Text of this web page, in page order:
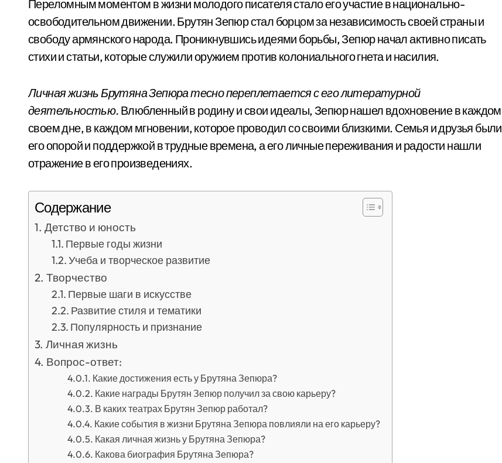
Переломным моментом в жизни молодого писателя стало его участие в национально-
освободительном движении. Брутян Зепюр стал борцом за независимость своей страны и
свободу армянского народа. Проникнувшись идеями борьбы, Зепюр начал активно писать
стихи и статьи, которые служили оружием против колониального гнета и насилия.
Личная жизнь Брутяна Зепюра тесно переплетается с его литературной
деятельностью. Влюбленный в родину и свои идеалы, Зепюр нашел вдохновение в каждом
своем дне, в каждом мгновении, которое проводил со своими близкими. Семья и друзья были
его опорой и поддержкой в трудные времена, а его личные переживания и радости нашли
отражение в его произведениях.
Содержание
Детство и юность
Первые годы жизни
Учеба и творческое развитие
Творчество
Первые шаги в искусстве
Развитие стиля и тематики
Популярность и признание
Личная жизнь
Вопрос-ответ:
Какие достижения есть у Брутяна Зепюра?
Какие награды Брутян Зепюр получил за свою карьеру?
В каких театрах Брутян Зепюр работал?
Какие события в жизни Брутяна Зепюра повлияли на его карьеру?
Какая личная жизнь у Брутяна Зепюра?
Какова биография Брутяна Зепюра?